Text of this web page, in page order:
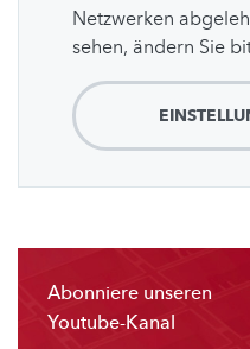
Netzwerken
sehen, ändern Sie
Abonniere unseren
Youtube-Kanal